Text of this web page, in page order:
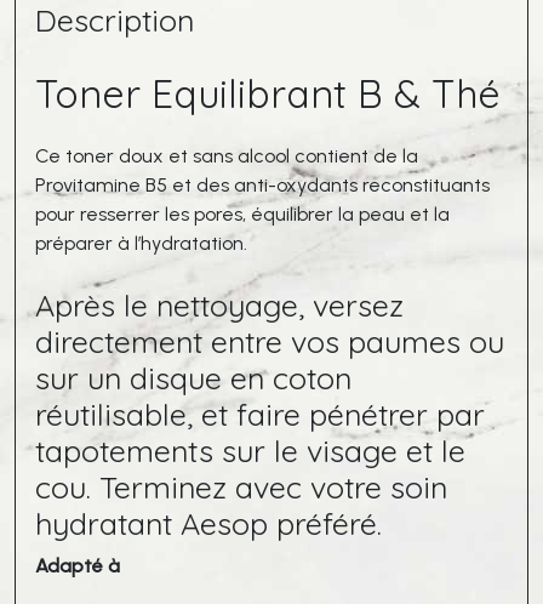
200ml
Description
Toner Equilibrant B & Thé
Ce toner doux et sans alcool contient de la
Provitamine B5 et des anti-oxydants reconstituants
pour resserrer les pores, équilibrer la peau et la
préparer à l’hydratation.
Après le nettoyage, versez
directement entre vos paumes ou
sur un disque en coton
réutilisable, et faire pénétrer par
tapotements sur le visage et le
cou. Terminez avec votre soin
hydratant Aesop préféré.
Adapté à